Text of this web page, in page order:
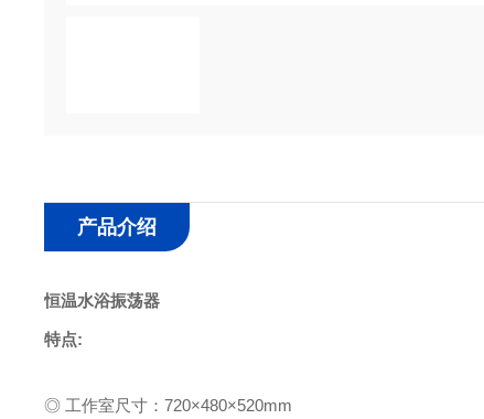
产品介绍
恒温水浴振荡器
特点:
◎ 工作室尺寸：720×480×520mm